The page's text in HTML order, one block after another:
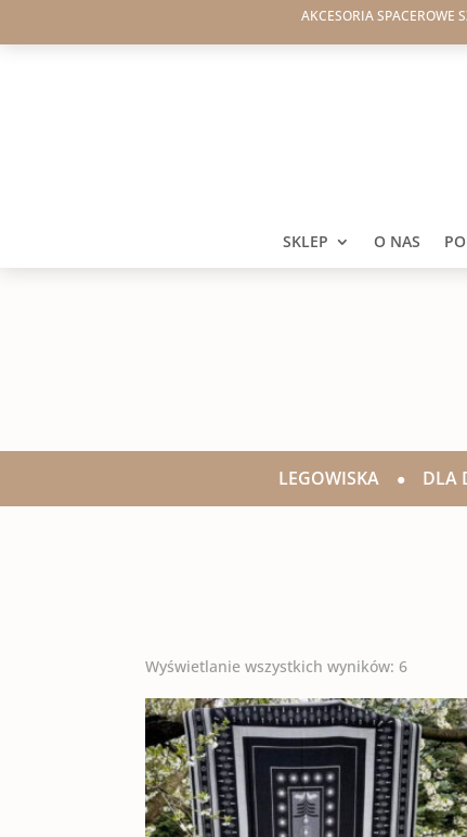
AKCESORIA SPACEROWE
SKLEP O NAS
LEGOWISKA• DLA
Wyświetlanie wszystkich wyników: 6